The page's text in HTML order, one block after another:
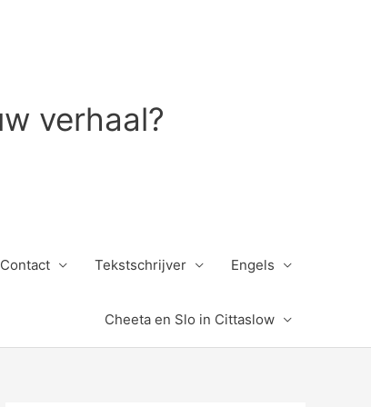
verhaal?
Contact Tekstschrijver Engels
Cheeta en Slo in Cittaslow